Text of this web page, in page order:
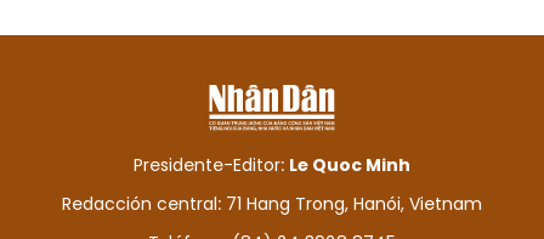
Presidente-Editor: Le Quoc Minh
Redacción central: 71 Hang Trong, Hanói, Vietnam